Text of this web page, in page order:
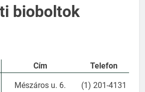
bioboltok
Cím
Telefon
Mészáros u. 6.
(1) 201-4131